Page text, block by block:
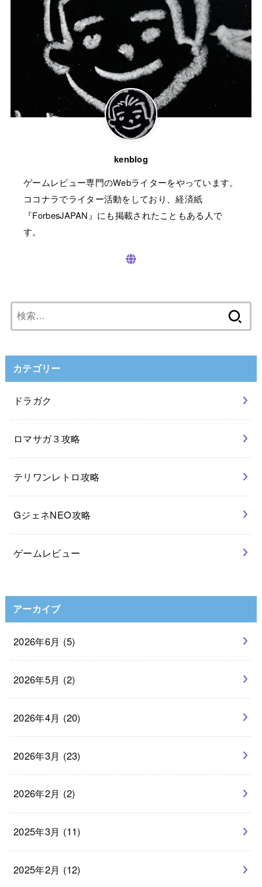
kenblog
ゲームレビュー専門のWebライターをやっています。
ココナラでライター活動をしており、経済紙
『ForbesJAPAN』にも掲載されたこともある人で
す。
索:
カテゴリー
ドラガク
ロマサガ３攻略
テリワンレトロ攻略
GジェネNEO攻略
ゲームレビュー
アーカイブ
2026年6月 (5)
2026年5月 (2)
2026年4月 (20)
2026年3月 (23)
2026年2月 (2)
2025年3月 (11)
2025年2月 (12)